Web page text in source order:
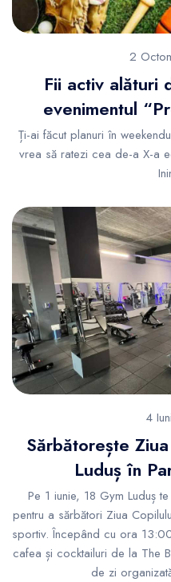
2
Fii activ alături
evenimentul
Ți-ai făcut planuri în
vrea să ratezi cea de-a X-a
4
Sărbătorește
Luduș în
Pe 1 iunie, 18 Gym Luduș
pentru a sărbători Ziua
sportiv. Începând cu ora
cafea și cocktailuri de la The
de zi